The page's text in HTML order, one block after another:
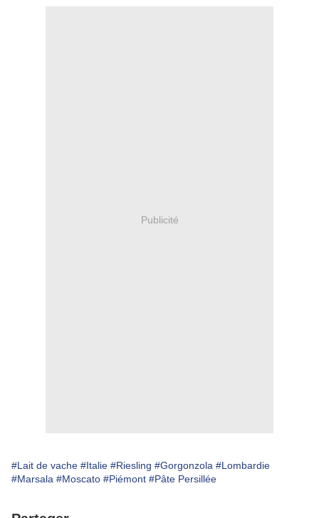
Publicité
#Lait de vache #Italie #Riesling #Gorgonzola #Lombardie
#Marsala #Moscato #Piémont #Pâte Persillée